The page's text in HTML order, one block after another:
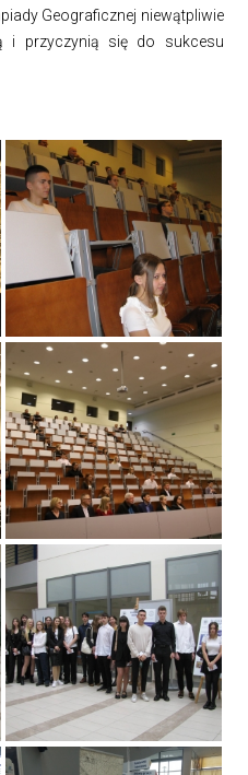
Geograficznej niewątpliwie
i przyczynią się do sukcesu